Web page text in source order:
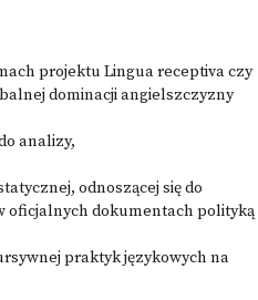
projektu Lingua receptiva czy
dominacji angielszczyzny
analizy,
odnoszącej się do
oficjalnych dokumentach polityką
praktyk językowych na